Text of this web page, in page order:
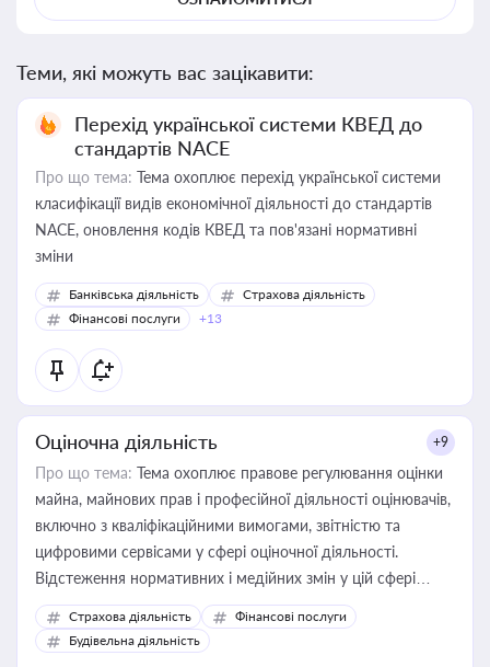
Теми, які можуть вас зацікавити:
Перехід української системи КВЕД до
стандартів NACE
Про що тема: Тема охоплює перехід української системи
класифікації видів економічної діяльності до стандартів
NACE, оновлення кодів КВЕД та пов'язані нормативні
зміни
Банківська діяльність
Страхова діяльність
Фінансові послуги
+13
Оціночна діяльність +9
Про що тема: Тема охоплює правове регулювання оцінки
майна, майнових прав і професійної діяльності оцінювачів,
включно з кваліфікаційними вимогами, звітністю та
цифровими сервісами у сфері оціночної діяльності.
Відстеження нормативних і медійних змін у цій сфері
корисне для власника бізнесу, керівника, юриста або
бухгалтера під час оподаткування, приватизації, оренди
державного майна, корпоративних угод і перевірки
Страхова діяльність
Фінансові послуги
Будівельна діяльність